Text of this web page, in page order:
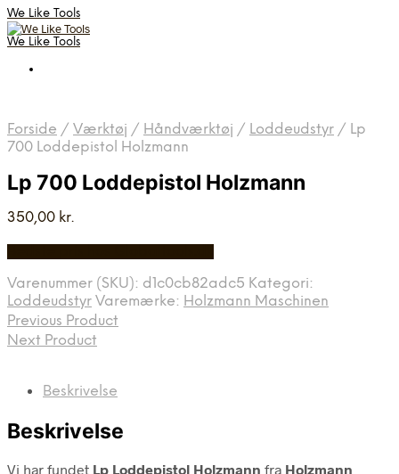
We Like Tools
We Like Tools
Forside / Værktøj / Håndværktøj / Loddeudstyr / Lp
700 Loddepistol Holzmann
Lp 700 Loddepistol Holzmann
350,00 kr.
Varenummer (SKU): d1c0cb82adc5 Kategori:
Loddeudstyr Varemærke: Holzmann Maschinen
Previous Product
Next Product
Beskrivelse
Beskrivelse
Vi har fundet Lp Loddepistol Holzmann fra Holzmann